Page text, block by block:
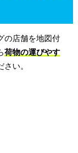
の店舗を地図付
荷物の運びやす
い。